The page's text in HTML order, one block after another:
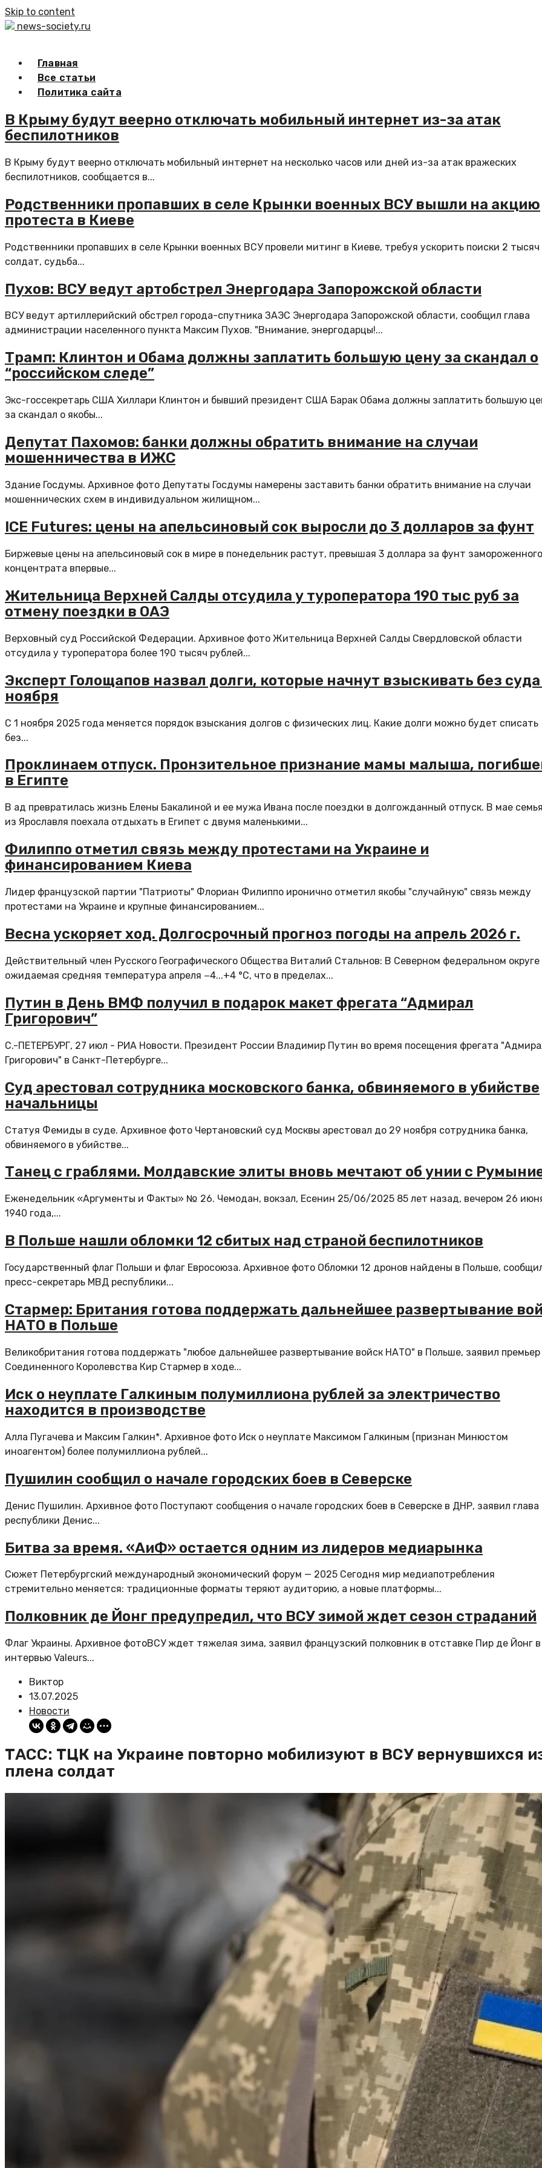
Skip to content
news-society.ru
Главная
Все статьи
Политика сайта
В Крыму будут веерно отключать мобильный интернет из-за атак
беспилотников
В Крыму будут веерно отключать мобильный интернет на несколько часов или дней из-за атак вражеских
беспилотников, сообщается в...
Родственники пропавших в селе Крынки военных ВСУ вышли на акцию
протеста в Киеве
Родственники пропавших в селе Крынки военных ВСУ провели митинг в Киеве, требуя ускорить поиски 2 тысяч
солдат, судьба...
Пухов: ВСУ ведут артобстрел Энергодара Запорожской области
ВСУ ведут артиллерийский обстрел города-спутника ЗАЭС Энергодара Запорожской области, сообщил глава
администрации населенного пункта Максим Пухов. "Внимание, энергодарцы!...
Трамп: Клинтон и Обама должны заплатить большую цену за скандал о
“российском следе”
Экс-госсекретарь США Хиллари Клинтон и бывший президент США Барак Обама должны заплатить большую
за скандал о якобы...
Депутат Пахомов: банки должны обратить внимание на случаи
мошенничества в ИЖС
Здание Госдумы. Архивное фото Депутаты Госдумы намерены заставить банки обратить внимание на случаи
мошеннических схем в индивидуальном жилищном...
ICE Futures: цены на апельсиновый сок выросли до 3 долларов за фунт
Биржевые цены на апельсиновый сок в мире в понедельник растут, превышая 3 доллара за фунт замороженного
концентрата впервые...
Жительница Верхней Салды отсудила у туроператора 190 тыс руб за
отмену поездки в ОАЭ
Верховный суд Российской Федерации. Архивное фото Жительница Верхней Салды Свердловской области
отсудила у туроператора более 190 тысяч рублей...
Эксперт Голощапов назвал долги, которые начнут взыскивать без суда
ноября
С 1 ноября 2025 года меняется порядок взыскания долгов с физических лиц. Какие долги можно будет списать
без...
Проклинаем отпуск. Пронзительное признание мамы малыша,
в Египте
В ад превратилась жизнь Елены Бакалиной и ее мужа Ивана после поездки в долгожданный отпуск. В мае
из Ярославля поехала отдыхать в Египет с двумя маленькими...
Филиппо отметил связь между протестами на Украине и
финансированием Киева
Лидер французской партии "Патриоты" Флориан Филиппо иронично отметил якобы "случайную" связь между
протестами на Украине и крупные финансированием...
Весна ускоряет ход. Долгосрочный прогноз погоды на апрель 2026 г.
Действительный член Русского Географического Общества Виталий Стальнов: В Северном федеральном округе
ожидаемая средняя температура апреля −4...+4 °С, что в пределах...
Путин в День ВМФ получил в подарок макет фрегата “Адмирал
Григорович”
С.-ПЕТЕРБУРГ, 27 июл - РИА Новости. Президент России Владимир Путин во время посещения фрегата
Григорович" в Санкт-Петербурге...
Суд арестовал сотрудника московского банка, обвиняемого в убийстве
начальницы
Статуя Фемиды в суде. Архивное фото Чертановский суд Москвы арестовал до 29 ноября сотрудника банка,
обвиняемого в убийстве...
Танец с граблями. Молдавские элиты вновь мечтают об унии с
Еженедельник «Аргументы и Факты» № 26. Чемодан, вокзал, Есенин 25/06/2025 85 лет назад, вечером 26
1940 года,...
В Польше нашли обломки 12 сбитых над страной беспилотников
Государственный флаг Польши и флаг Евросоюза. Архивное фото Обломки 12 дронов найдены в Польше,
пресс-секретарь МВД республики...
Стармер: Британия готова поддержать дальнейшее развертывание
НАТО в Польше
Великобритания готова поддержать "любое дальнейшее развертывание войск НАТО" в Польше, заявил премьер
Соединенного Королевства Кир Стармер в ходе...
Иск о неуплате Галкиным полумиллиона рублей за электричество
находится в производстве
Алла Пугачева и Максим Галкин*. Архивное фото Иск о неуплате Максимом Галкиным (признан Минюстом
иноагентом) более полумиллиона рублей...
Пушилин сообщил о начале городских боев в Северске
Денис Пушилин. Архивное фото Поступают сообщения о начале городских боев в Северске в ДНР, заявил глава
республики Денис...
Битва за время. «АиФ» остается одним из лидеров медиарынка
Сюжет Петербургский международный экономический форум — 2025 Сегодня мир медиапотребления
стремительно меняется: традиционные форматы теряют аудиторию, а новые платформы...
Полковник де Йонг предупредил, что ВСУ зимой ждет сезон страданий
Флаг Украины. Архивное фотоВСУ ждет тяжелая зима, заявил французский полковник в отставке Пир де Йонг в
интервью Valeurs...
Виктор
13.07.2025
Новости
ТАСС: ТЦК на Украине повторно мобилизуют в ВСУ вернувшихся
плена солдат